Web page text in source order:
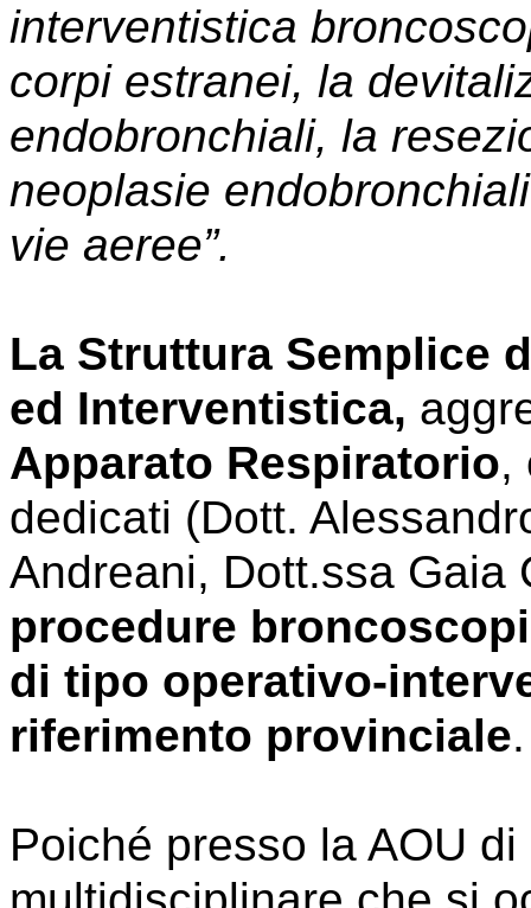
interventistica
corpi estranei, la
endobronchiali, la
neoplasie
vie aeree”.
La Struttura Semplice
ed Interventistica,
Apparato Respiratorio,
dedicati (Dott.
Andreani, Dott.ssa Gaia
procedure
di tipo operativo-
riferimento provinciale.
Poiché presso la AOU